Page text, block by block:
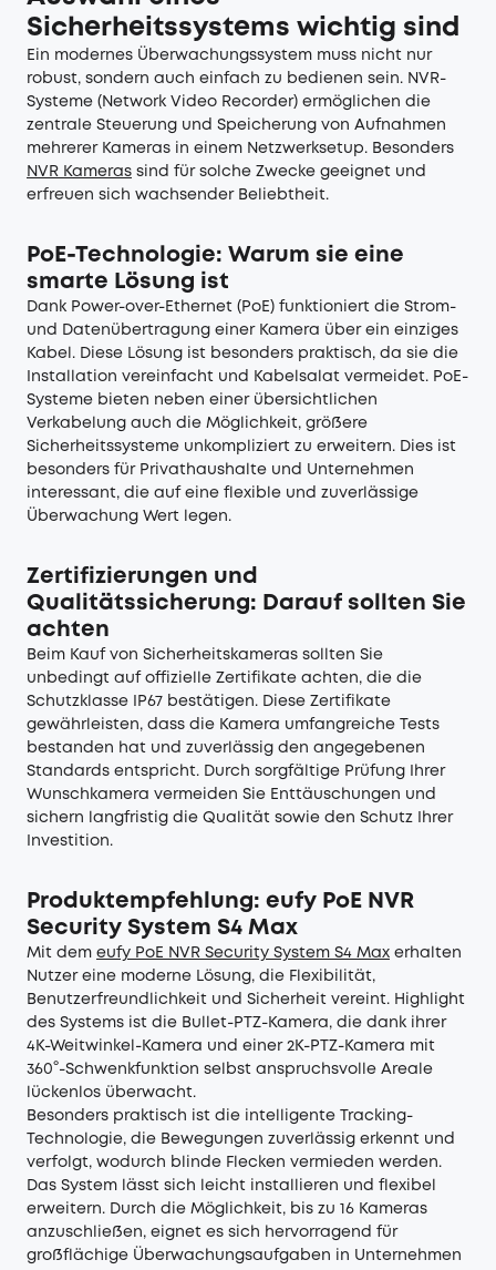
Sicherheitssystems wichtig sind
Ein modernes Überwachungssystem muss nicht nur
robust, sondern auch einfach zu bedienen sein. NVR-
Systeme (Network Video Recorder) ermöglichen die
zentrale Steuerung und Speicherung von Aufnahmen
mehrerer Kameras in einem Netzwerksetup. Besonders
NVR Kameras sind für solche Zwecke geeignet und
erfreuen sich wachsender Beliebtheit.
PoE-Technologie: Warum sie eine
smarte Lösung ist
Dank Power-over-Ethernet (PoE) funktioniert die Strom-
und Datenübertragung einer Kamera über ein einziges
Kabel. Diese Lösung ist besonders praktisch, da sie die
Installation vereinfacht und Kabelsalat vermeidet. PoE-
Systeme bieten neben einer übersichtlichen
Verkabelung auch die Möglichkeit, größere
Sicherheitssysteme unkompliziert zu erweitern. Dies ist
besonders für Privathaushalte und Unternehmen
interessant, die auf eine flexible und zuverlässige
Überwachung Wert legen.
Zertifizierungen und
Qualitätssicherung: Darauf sollten Sie
achten
Beim Kauf von Sicherheitskameras sollten Sie
unbedingt auf offizielle Zertifikate achten, die die
Schutzklasse IP67 bestätigen. Diese Zertifikate
gewährleisten, dass die Kamera umfangreiche Tests
bestanden hat und zuverlässig den angegebenen
Standards entspricht. Durch sorgfältige Prüfung Ihrer
Wunschkamera vermeiden Sie Enttäuschungen und
sichern langfristig die Qualität sowie den Schutz Ihrer
Investition.
Produktempfehlung: eufy PoE NVR
Security System S4 Max
Mit dem eufy PoE NVR Security System S4 Max erhalten
Nutzer eine moderne Lösung, die Flexibilität,
Benutzerfreundlichkeit und Sicherheit vereint. Highlight
des Systems ist die Bullet-PTZ-Kamera, die dank ihrer
4K-Weitwinkel-Kamera und einer 2K-PTZ-Kamera mit
360°-Schwenkfunktion selbst anspruchsvolle Areale
lückenlos überwacht.
Besonders praktisch ist die intelligente Tracking-
Technologie, die Bewegungen zuverlässig erkennt und
verfolgt, wodurch blinde Flecken vermieden werden.
Das System lässt sich leicht installieren und flexibel
erweitern. Durch die Möglichkeit, bis zu 16 Kameras
anzuschließen, eignet es sich hervorragend für
großflächige Überwachungsaufgaben in Unternehmen